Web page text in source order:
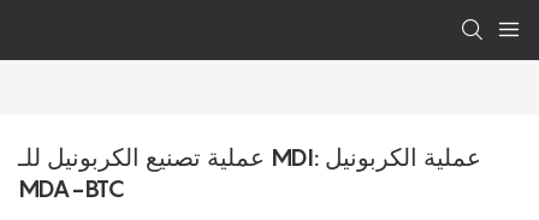
عملية تصنيع الكربونيل للـ MDI: عملية الكربونيل
MDA-BTC